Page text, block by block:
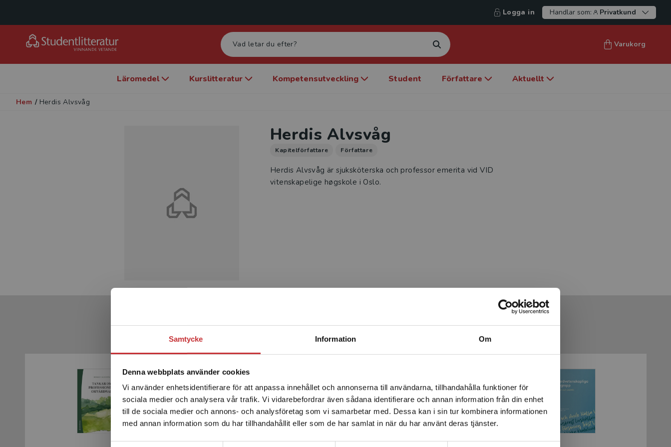
Samtycke Information Om
Denna webbplats använder cookies
Vi använder enhetsidentifierare för att anpassa innehållet och annonserna till användarna, tillhandahålla funktioner för
sociala medier och analysera vår trafik. Vi vidarebefordrar även sådana identifierare och annan information från din enhet
till de sociala medier och annons- och analysföretag som vi samarbetar med. Dessa kan i sin tur kombinera informationen
med annan information som du har tillhandahållit eller som de har samlat in när du har använt deras tjänster.
Begränsad fraktregion
Det verkar som att du besöker studentlitteratur.se via en
enhet utanför Sverige. Vi erbjuder inte leveranser utanför
Sverige. För att kunna slutföra ett köp måste
leveransadressen vara i Sverige.Läs mer
Logga in Handlar som: Privatkund
Varukorg
Läromedel Kurslitteratur Kompetensutveckling Student Författare Aktuellt
Hem / Herdis Alvsvåg
Herdis Alvsvåg
Kapitelförfattare Författare
Herdis Alvsvåg är sjuksköterska och professor emerita vid VID
vitenskapelige høgskole i Oslo.
Produkter